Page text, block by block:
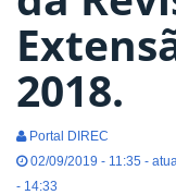
2018.
Portal DIREC
02/09/2019 - 11:35 -
- 14:33